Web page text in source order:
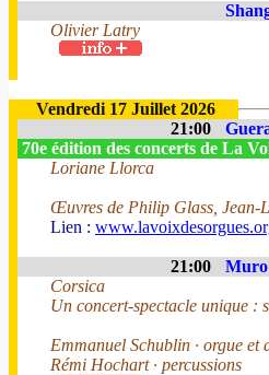
Olivier Latry
Vendredi 17 Juillet 2026
21:00
70e édition des concerts de La
Loriane Llorca
Œuvres de Philip Glass,
Lien :
21:00
Corsica
Un concert-spectacle unique :
Emmanuel Schublin · orgue et
Rémi Hochart · percussions